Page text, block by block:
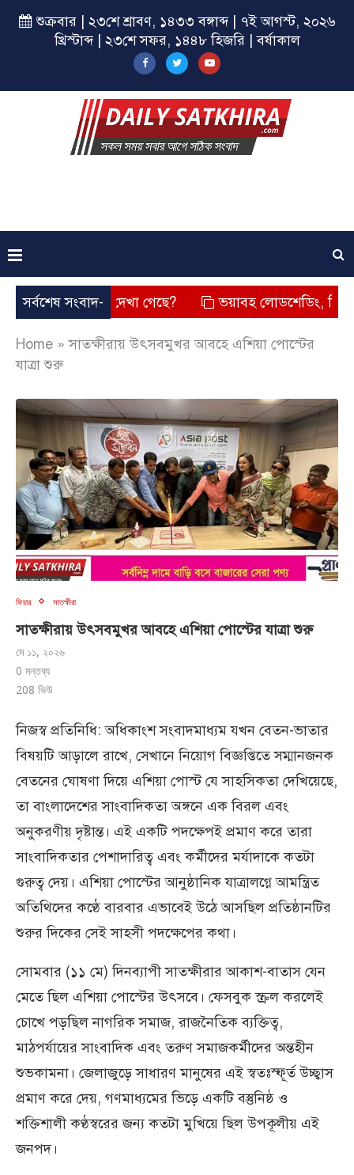
শুক্রবার | ২৩শে শ্রাবণ, ১৪৩৩ বঙ্গাব্দ | ৭ই আগস্ট, ২০২৬
খ্রিস্টাব্দ | ২৩শে সফর, ১৪৪৮ হিজরি | বর্ষাকাল
সর্বশেষ সংবাদ-
কি দেখা গেছে? ভয়াবহ লোডশেডিং, বিদ্যুত –
Home »সাতক্ষীরায় উৎসবমুখর আবহে এশিয়া পোস্টের
যাত্রা শুরু
ফিচার সাতক্ষীরা
সাতক্ষীরায় উৎসবমুখর আবহে এশিয়া পোস্টের যাত্রা শুরু
মে ১১, ২০২৬
0 মন্তব্য
208 ভিউ
নিজস্ব প্রতিনিধি: অধিকাংশ সংবাদমাধ্যম যখন বেতন-ভাতার
বিষয়টি আড়ালে রাখে, সেখানে নিয়োগ বিজ্ঞপ্তিতে সম্মানজনক
বেতনের ঘোষণা দিয়ে এশিয়া পোস্ট যে সাহসিকতা দেখিয়েছে,
তা বাংলাদেশের সাংবাদিকতা অঙ্গনে এক বিরল এবং
অনুকরণীয় দৃষ্টান্ত। এই একটি পদক্ষেপই প্রমাণ করে তারা
সাংবাদিকতার পেশাদারিত্ব এবং কর্মীদের মর্যাদাকে কতটা
গুরুত্ব দেয়। এশিয়া পোস্টের আনুষ্ঠানিক যাত্রালগ্নে আমন্ত্রিত
অতিথিদের কণ্ঠে বারবার এভাবেই উঠে আসছিল প্রতিষ্ঠানটির
শুরুর দিকের সেই সাহসী পদক্ষেপের কথা।
সোমবার (১১ মে) দিনব্যাপী সাতক্ষীরার আকাশ-বাতাস যেন
মেতে ছিল এশিয়া পোস্টের উৎসবে। ফেসবুক স্ক্রল করলেই
চোখে পড়ছিল নাগরিক সমাজ, রাজনৈতিক ব্যক্তিত্ব,
মাঠপর্যায়ের সাংবাদিক এবং তরুণ সমাজকর্মীদের অন্তহীন
শুভকামনা। জেলাজুড়ে সাধারণ মানুষের এই স্বতঃস্ফূর্ত উচ্ছ্বাস
প্রমাণ করে দেয়, গণমাধ্যমের ভিড়ে একটি বস্তুনিষ্ঠ ও
শক্তিশালী কণ্ঠস্বরের জন্য কতটা মুখিয়ে ছিল উপকূলীয় এই
জনপদ।